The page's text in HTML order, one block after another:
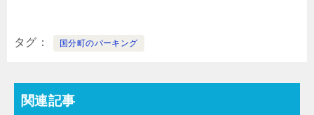
タグ 国分町のパーキング
関連記事